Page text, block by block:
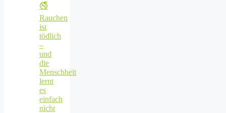
🚭
Rauchen
ist
tödlich
–
und
die
Menschheit
lernt
es
einfach
nicht